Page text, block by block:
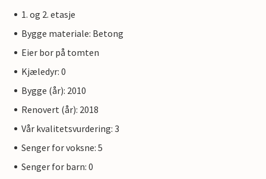
1. og 2. etasje
Bygge materiale: Betong
Eier bor på tomten
Kjæledyr: 0
Bygge (år): 2010
Renovert (år): 2018
Vår kvalitetsvurdering: 3
Senger for voksne: 5
Senger for barn: 0